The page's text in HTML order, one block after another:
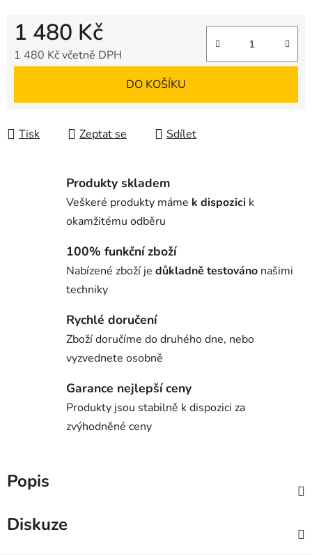
1 480 Kč
1 480 Kčvčetně DPH
DO KOŠÍKU
Tisk Zeptat se Sdílet
Produkty skladem
Veškeré produkty máme k dispozici k
okamžitému odběru
100% funkční zboží
Nabízené zboží je důkladně testováno našimi
techniky
Rychlé doručení
Zboží doručíme do druhého dne, nebo
vyzvednete osobně
Garance nejlepší ceny
Produkty jsou stabilně k dispozici za
zvýhodněné ceny
Popis
Diskuze